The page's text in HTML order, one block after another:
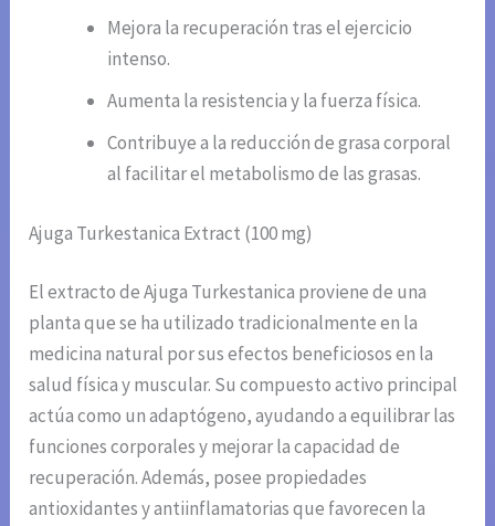
Mejora la recuperación tras el ejercicio
intenso.
Aumenta la resistencia y la fuerza física.
Contribuye a la reducción de grasa corporal
al facilitar el metabolismo de las grasas.
Ajuga Turkestanica Extract (100 mg)
El extracto de Ajuga Turkestanica proviene de una
planta que se ha utilizado tradicionalmente en la
medicina natural por sus efectos beneficiosos en la
salud física y muscular. Su compuesto activo principal
actúa como un adaptógeno, ayudando a equilibrar las
funciones corporales y mejorar la capacidad de
recuperación. Además, posee propiedades
antioxidantes y antiinflamatorias que favorecen la